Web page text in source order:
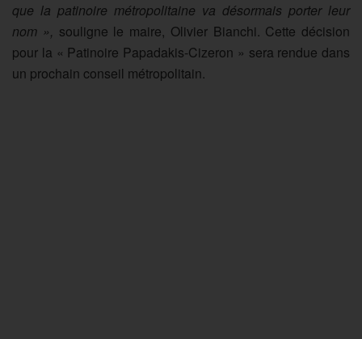
que la patinoire métropolitaine va désormais porter leur
nom », souligne le maire, Olivier Bianchi. Cette décision
pour la « Patinoire Papadakis-Cizeron » sera rendue dans
un prochain conseil métropolitain.